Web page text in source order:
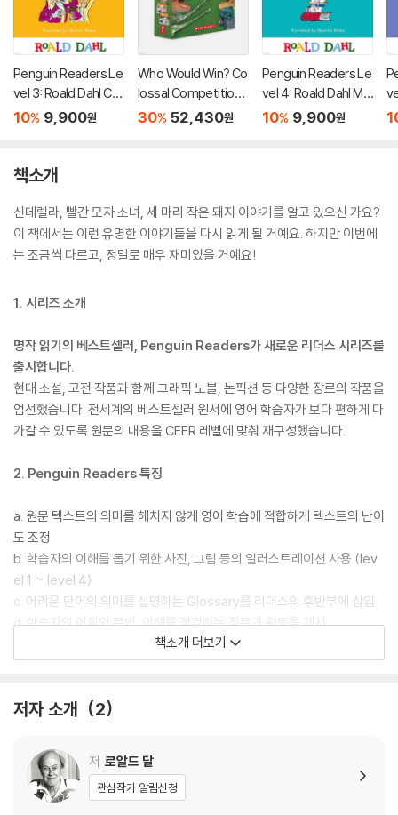
Penguin Readers Le
vel 3: Roald Dahl Ch
arlie and the Chocol
10% 9,900원
Who Would Win? Co
lossal Competition
s! (10-Book Box Se
30% 52,430원
Penguin Readers Le
vel 4: Roald Dahl Ma
tilda (ELT Graded R
10% 9,900원
책소개
신데렐라, 빨간 모자 소녀, 세 마리 작은 돼지 이야기를 알고 있으신 가요?
이 책에서는 이런 유명한 이야기들을 다시 읽게 될 거예요. 하지만 이번에
는 조금씩 다르고, 정말로 매우 재미있을 거예요!
1. 시리즈 소개
명작 읽기의 베스트셀러, Penguin Readers가 새로운 리더스 시리즈를
출시합니다.
현대 소설, 고전 작품과 함께 그래픽 노블, 논픽션 등 다양한 장르의 작품을
엄선했습니다. 전세계의 베스트셀러 원서에 영어 학습자가 보다 편하게 다
가갈 수 있도록 원문의 내용을 CEFR 레벨에 맞춰 재구성했습니다.
2. Penguin Readers 특징
a. 원문 텍스트의 의미를 헤치지 않게 영어 학습에 적합하게 텍스트의 난이
도 조정
b. 학습자의 이해를 돕기 위한 사진, 그림 등의 일러스트레이션 사용 (lev
el 1 ~ level 4)
c. 어려운 단어의 의미를 설명하는 Glossary를 리더스의 후반부에 삽입
d. 학습자의 어휘와 문법, 이해를 점검하는 질문과 활동을 제시
3. 교재 부가 자료
For the student:
- 다운로드 가능한 오디오
- 추가 연습 문제 및 활동
책소개 더보기
저자 소개 2
저 로알드 달
관심작가 알림신청